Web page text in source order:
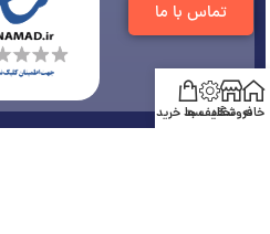
تماس با ما
خانهفروشگاه
تخفیف هاسبد خرید